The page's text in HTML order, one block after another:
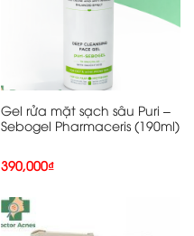
Gel rửa mặt sạch sâu Puri –
Sebogel Pharmaceris (190ml)
390,000₫